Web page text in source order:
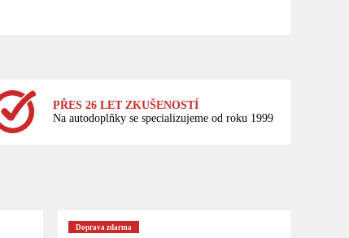
PŘES 26 LET ZKUŠENOSTÍ
Na autodoplňky se specializujeme od roku 1999
Doprava zdarma